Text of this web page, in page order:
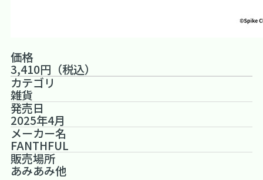
価格
3,410円（税込）
カテゴリ
雑貨
発売日
2025年4月
メーカー名
FANTHFUL
販売場所
あみあみ他